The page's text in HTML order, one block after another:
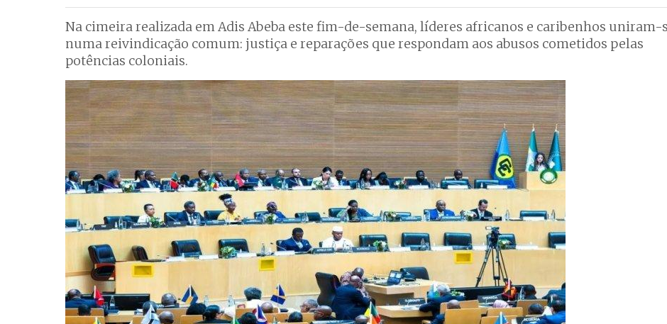
Na cimeira realizada em Adis Abeba este fim-de-semana, líderes africanos e caribenhos uniram-
numa reivindicação comum: justiça e reparações que respondam aos abusos cometidos pelas
potências coloniais.